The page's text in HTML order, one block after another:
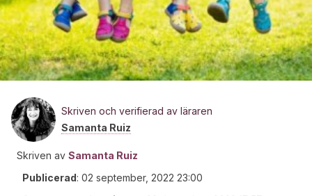
Skriven och verifierad av läraren
Samanta Ruiz
Skriven av Samanta Ruiz
Publicerad: 02 september, 2022 23:00